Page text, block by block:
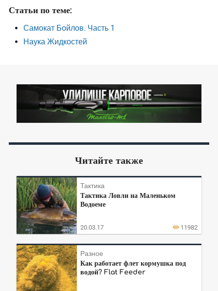
Статьи по теме:
Самокат Бойлов. Часть 1
Наука Жидкостей
Читайте также
Тактика
Тактика Ловли на Маленьком
Водоеме
20.03.17 11982
Разное
Как работает флет кормушка под
водой? Flat Feeder